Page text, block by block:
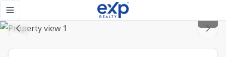
Toggle navigation menu
Villas en Cap Cana vive tu sueños de Lujo Únicos - eXp